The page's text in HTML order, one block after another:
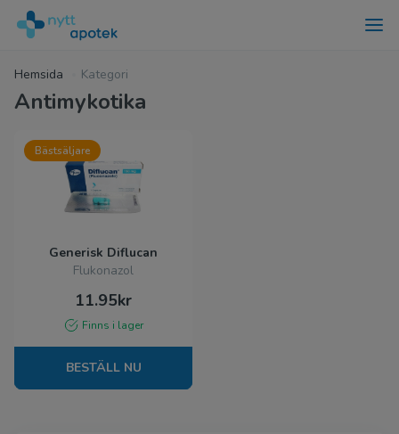
Hemsida Kategori
Antimykotika
Bästsäljare
Generisk Diflucan
Flukonazol
11.95kr
Finns i lager
BESTÄLL NU